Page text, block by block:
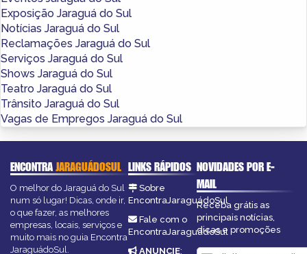
Exposição Jaraguá do Sul
Notícias Jaraguá do Sul
Reclamações Jaraguá do Sul
Serviços Jaraguá do Sul
Shows Jaraguá do Sul
Teatro Jaraguá do Sul
Trânsito Jaraguá do Sul
Vagas de Empregos Jaraguá do Sul
ENCONTRAJARAGUÁDOSUL
O melhor do Jaraguá do Sul
num só lugar! Dicas, onde ir,
o que fazer, as melhores
empresas, locais, serviços e
muito mais no guia Encontra
JaraguádoSul.
LINKS RÁPIDOS
Sobre
EncontraJaraguádoSul
Fale com o
EncontraJaraguádoSul
ANUNCIE:
NOVIDADES POR E-
MAIL
Receba grátis as
principais notícias,
dicas e promoções